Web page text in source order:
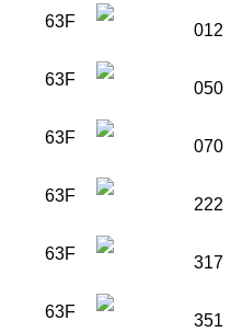
63F 012
63F 050
63F 070
63F 222
63F 317
63F 351